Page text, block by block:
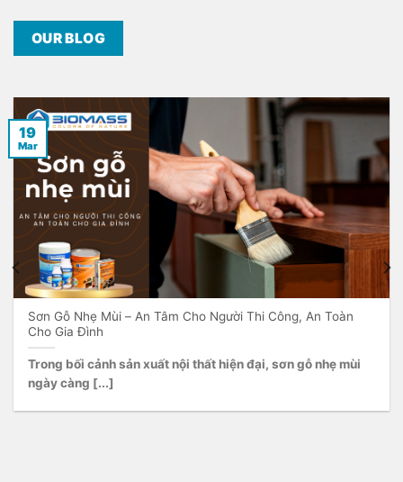
OUR BLOG
Sơn Gỗ Nhẹ Mùi – An Tâm Cho Người Thi Công, An Toàn
Cho Gia Đình
Trong bối cảnh sản xuất nội thất hiện đại, sơn gỗ nhẹ mùi
ngày càng [...]
19
Mar